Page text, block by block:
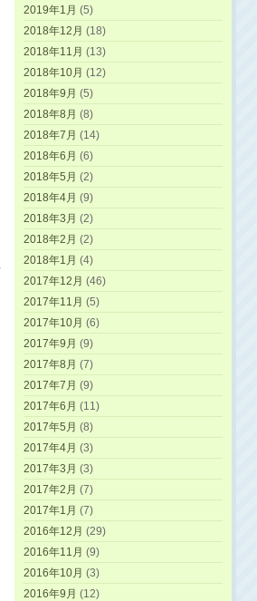
2019年1月 (5)
2018年12月 (18)
2018年11月 (13)
2018年10月 (12)
2018年9月 (5)
2018年8月 (8)
2018年7月 (14)
2018年6月 (6)
2018年5月 (2)
2018年4月 (9)
2018年3月 (2)
2018年2月 (2)
2018年1月 (4)
2017年12月 (46)
2017年11月 (5)
2017年10月 (6)
2017年9月 (9)
2017年8月 (7)
2017年7月 (9)
2017年6月 (11)
2017年5月 (8)
2017年4月 (3)
2017年3月 (3)
2017年2月 (7)
2017年1月 (7)
2016年12月 (29)
2016年11月 (9)
2016年10月 (3)
2016年9月 (12)